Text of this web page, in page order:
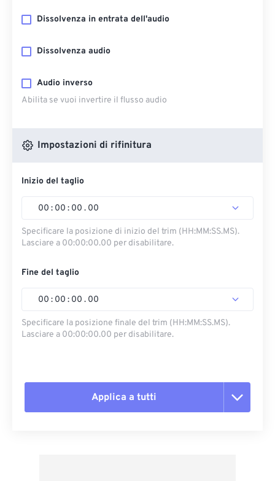
Dissolvenza in entrata dell'audio
Dissolvenza audio
Audio inverso
Abilita se vuoi invertire il flusso audio
Impostazioni di rifinitura
Inizio del taglio
00 : 00 : 00 . 00
Specificare la posizione di inizio del trim (HH:MM:SS.MS).
Lasciare a 00:00:00.00 per disabilitare.
Fine del taglio
00 : 00 : 00 . 00
Specificare la posizione finale del trim (HH:MM:SS.MS).
Lasciare a 00:00:00.00 per disabilitare.
Applica a tutti